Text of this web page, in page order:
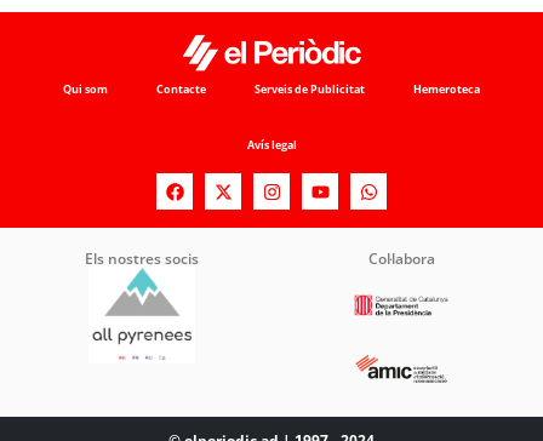
Qui som Contacte Serveis de Publicitat Hemeroteca
Avís legal
Els nostres socis Col·labora